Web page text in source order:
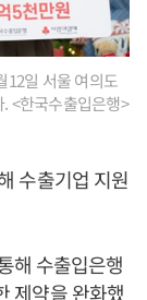
12일 서울 여의도
<한국수출입은행>
수출기업 지원
해 수출입은행
제약을 완화했